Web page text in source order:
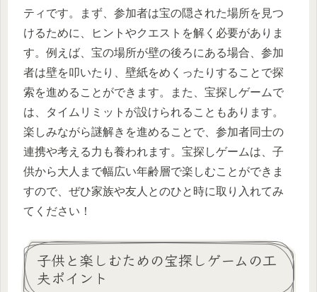
ティです。まず、参加者は宝の隠された場所を見つ
けるために、ヒントやクエストを解く必要がありま
す。例えば、宝の場所が壁の後ろにある場合、参加
者は壁を叩いたり、壁紙をめくったりすることで探
索を進めることができます。また、宝探しゲームで
は、タイムリミットが設けられることもあります。
楽しみながら謎解きを進めることで、参加者同士の
連携や考える力も養われます。宝探しゲームは、子
供から大人まで幅広い年齢層で楽しむことができま
すので、ぜひ家族や友人とのひと時に取り入れてみ
てください！
子供と楽しむための宝探しゲームの工
夫ポイント